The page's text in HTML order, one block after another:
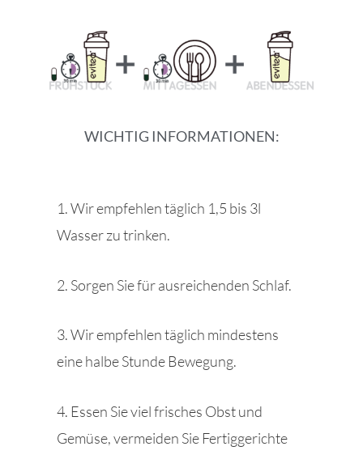
WICHTIG INFORMATIONEN:
1. Wir empfehlen täglich 1,5 bis 3l
Wasser zu trinken.
2. Sorgen Sie für ausreichenden Schlaf.
3. Wir empfehlen täglich mindestens
eine halbe Stunde Bewegung.
4. Essen Sie viel frisches Obst und
Gemüse, vermeiden Sie Fertiggerichte